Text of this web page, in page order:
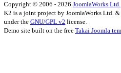
Copyright © 2006 - 2026 JoomlaWorks Ltd.
K2 is a joint project by JoomlaWorks Ltd. &
under the GNU/GPL v2 license.
Demo site built on the free Takai Joomla